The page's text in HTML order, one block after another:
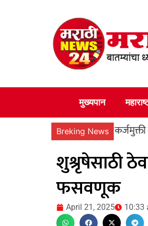
मुख्यपान
Breking News
कर्जमुक्ती योजनेच्या
शुश्रृषेसाठी
फसवणूक
April 21, 2025 10:33